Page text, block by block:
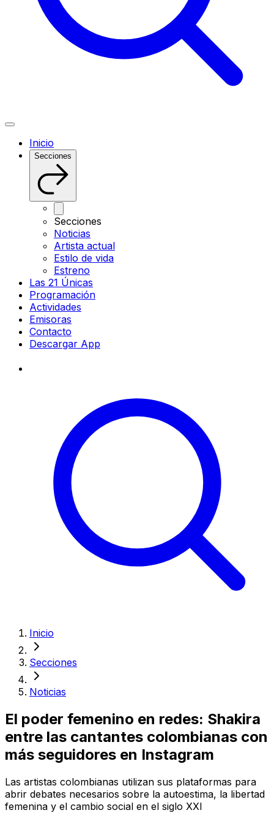
Inicio
Secciones
Secciones
Noticias
Artista actual
Estilo de vida
Estreno
Las 21 Únicas
Programación
Actividades
Emisoras
Contacto
Descargar App
Inicio
Secciones
Noticias
El poder femenino en redes: Shakira
entre las cantantes colombianas con
más seguidores en Instagram
Las artistas colombianas utilizan sus plataformas para
abrir debates necesarios sobre la autoestima, la libertad
femenina y el cambio social en el siglo XXI